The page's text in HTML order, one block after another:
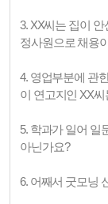
3. XX씨는 집이
정사원으로 채용
4. 영업부분에 관
이 연고지인 XX
5. 학과가 일어 일
아닌가요?
6. 어째서 굿모닝